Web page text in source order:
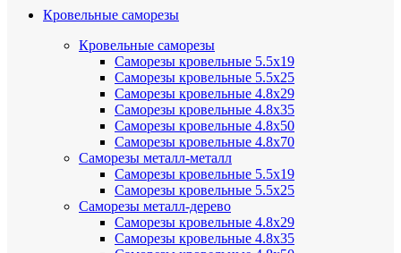
Кровельные саморезы
Кровельные саморезы
Саморезы кровельные 5.5х19
Саморезы кровельные 5.5х25
Саморезы кровельные 4.8х29
Саморезы кровельные 4.8х35
Саморезы кровельные 4.8х50
Саморезы кровельные 4.8х70
Саморезы металл-металл
Саморезы кровельные 5.5х19
Саморезы кровельные 5.5х25
Саморезы металл-дерево
Саморезы кровельные 4.8х29
Саморезы кровельные 4.8х35